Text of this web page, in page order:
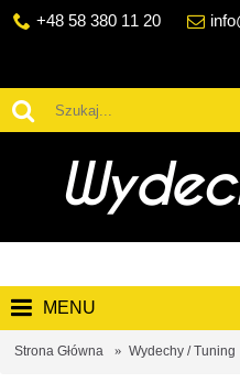
+48 58 380 11 20
MENU
Strona Główna Wydechy / Tuning